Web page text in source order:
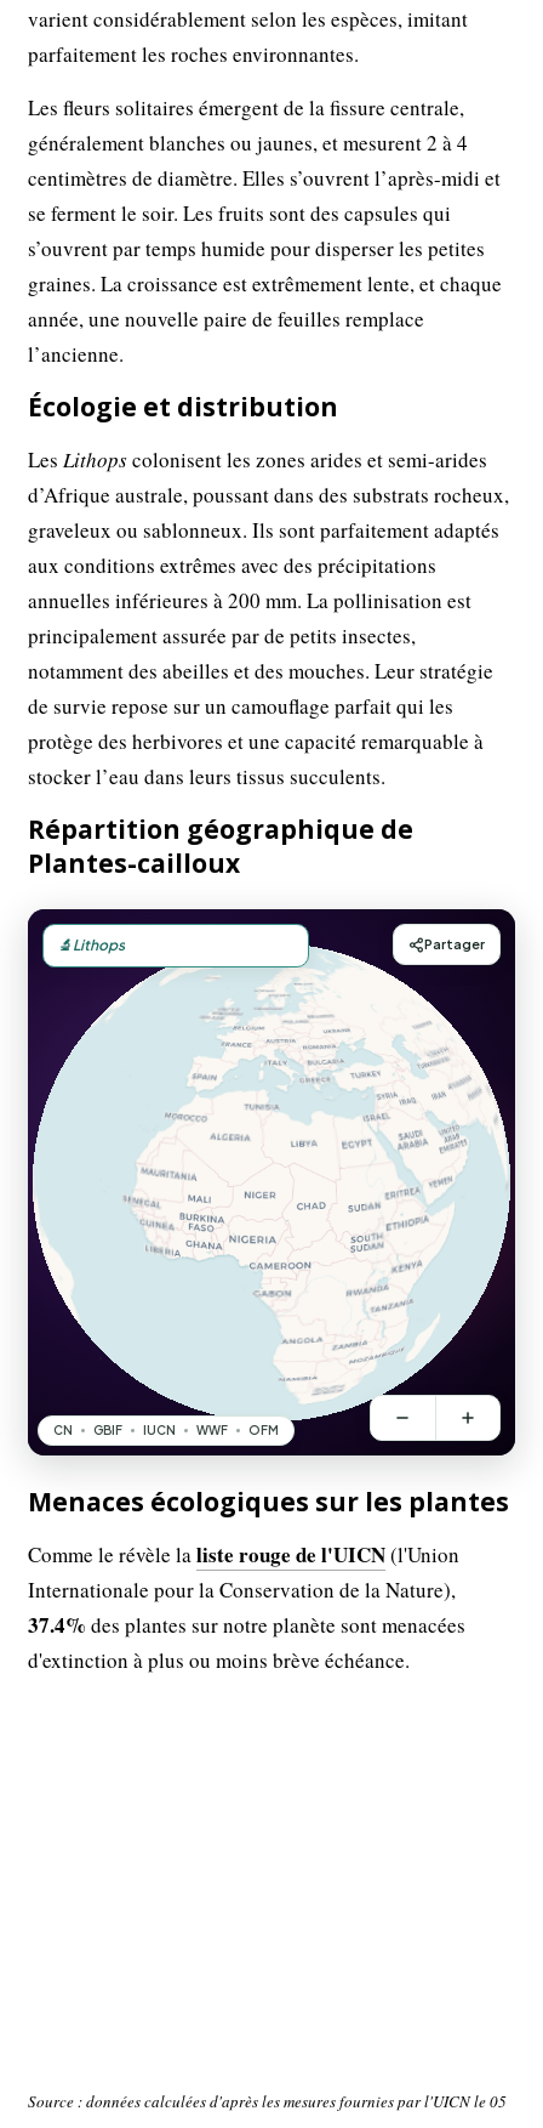
varient considérablement selon les espèces, imitant
parfaitement les roches environnantes.
Les fleurs solitaires émergent de la fissure centrale,
généralement blanches ou jaunes, et mesurent 2 à 4
centimètres de diamètre. Elles s’ouvrent l’après-midi et
se ferment le soir. Les fruits sont des capsules qui
s’ouvrent par temps humide pour disperser les petites
graines. La croissance est extrêmement lente, et chaque
année, une nouvelle paire de feuilles remplace
l’ancienne.
Écologie et distribution
LesLithopscolonisent les zones arides et semi-arides
d’Afrique australe, poussant dans des substrats rocheux,
graveleux ou sablonneux. Ils sont parfaitement adaptés
aux conditions extrêmes avec des précipitations
annuelles inférieures à 200 mm. La pollinisation est
principalement assurée par de petits insectes,
notamment des abeilles et des mouches. Leur stratégie
de survie repose sur un camouflage parfait qui les
protège des herbivores et une capacité remarquable à
stocker l’eau dans leurs tissus succulents.
Répartition géographique de
Plantes-cailloux
Menaces écologiques sur les plantes
Comme le révèle laliste rouge de l'UICN(l'Union
Internationale pour la Conservation de la Nature),
37.4% des plantes sur notre planète sont menacées
d'extinction à plus ou moins brève échéance.
Source : données calculées d'après les mesures fournies par l'UICN le 05